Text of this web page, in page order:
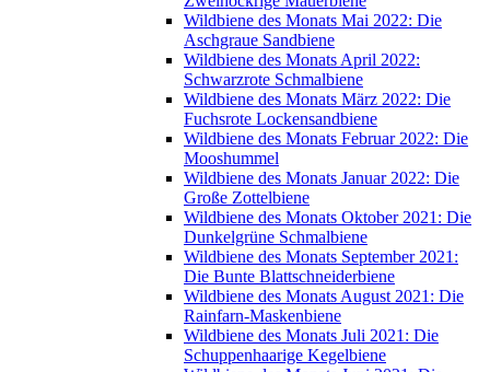
Wildbiene des Monats Mai 2022: Die
Aschgraue Sandbiene
Wildbiene des Monats April 2022:
Schwarzrote Schmalbiene
Wildbiene des Monats März 2022: Die
Fuchsrote Lockensandbiene
Wildbiene des Monats Februar 2022: Die
Mooshummel
Wildbiene des Monats Januar 2022: Die
Große Zottelbiene
Wildbiene des Monats Oktober 2021: Die
Dunkelgrüne Schmalbiene
Wildbiene des Monats September 2021:
Die Bunte Blattschneiderbiene
Wildbiene des Monats August 2021: Die
Rainfarn-Maskenbiene
Wildbiene des Monats Juli 2021: Die
Schuppenhaarige Kegelbiene